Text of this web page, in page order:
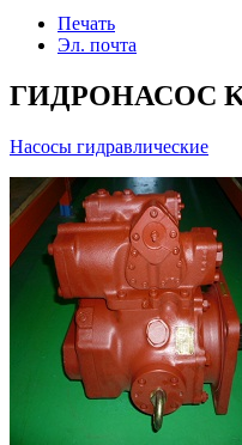
Печать
Эл. почта
ГИДРОНАСОС
Насосы гидравлические